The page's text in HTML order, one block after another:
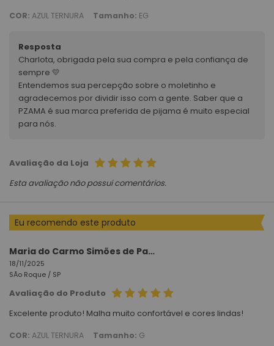
COR: AZUL TERNURA Tamanho: EG
Resposta
Charlota, obrigada pela sua compra e pela confiança de
sempre 💛
Entendemos sua percepção sobre o moletinho e
agradecemos por dividir isso com a gente. Saber que a
PZAMA é sua marca preferida de pijama é muito especial
para nós.
Avaliação da Loja
Esta avaliação não possui comentários.
Eu recomendo este produto
Maria do Carmo Simões de Paula Santos
18/11/2025
SÃo Roque / SP
Avaliação do Produto
Excelente produto! Malha muito confortável e cores lindas!
COR: AZUL TERNURA Tamanho: G